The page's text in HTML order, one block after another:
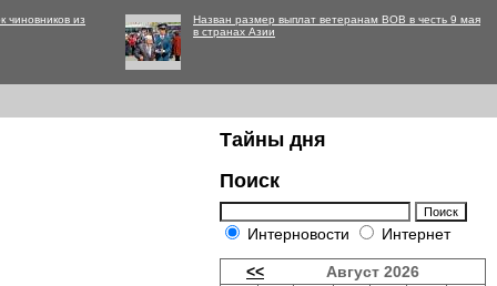
чиновников из
Назван размер выплат ветеранам ВОВ в честь 9 мая
в странах Азии
Тайны дня
Поиск
Интерновости Интернет
<<
Август 2026